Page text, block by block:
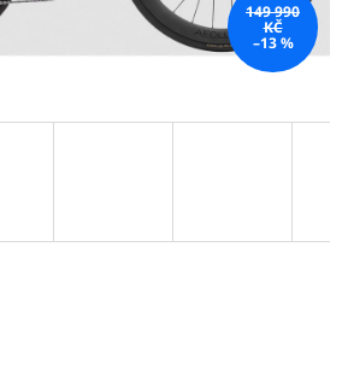
149 990
KČ
–13 %